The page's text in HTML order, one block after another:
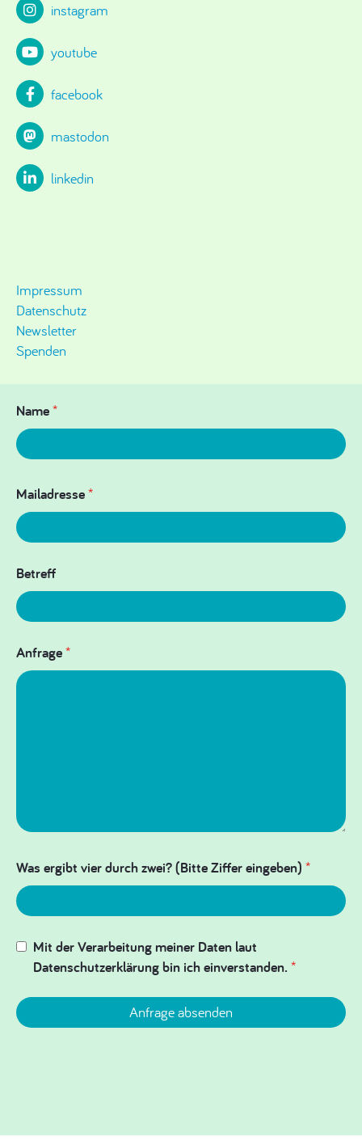
instagram
youtube
facebook
mastodon
linkedin
Impressum
Datenschutz
Newsletter
Spenden
Name*
Mailadresse*
Betreff
Anfrage*
Was ergibt vier durch zwei? (Bitte Ziffer eingeben) *
Mit der Verarbeitung meiner Daten laut
Datenschutzerklärung bin ich einverstanden. *